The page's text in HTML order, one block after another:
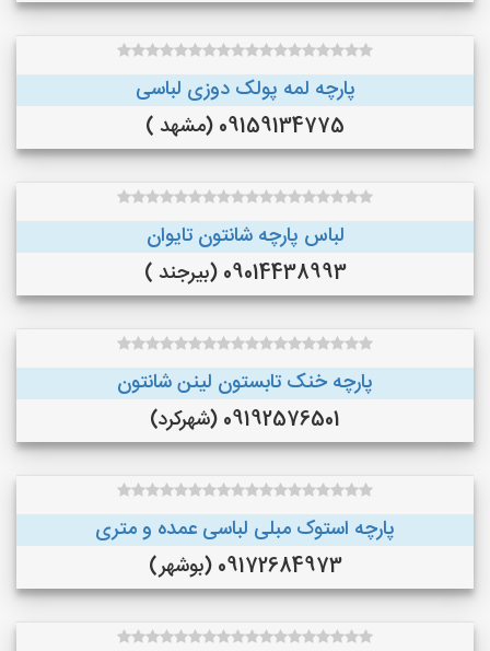
پارچه لمه پولک دوزی لباسی
09159134775 (مشهد )
لباس پارچه شانتون تایوان
09014438993 (بیرجند )
پارچه خنک تابستون لینن شانتون
09192576501 (شهرکرد)
پارچه استوک مبلی لباسی عمده و متری
09172684973 (بوشهر)